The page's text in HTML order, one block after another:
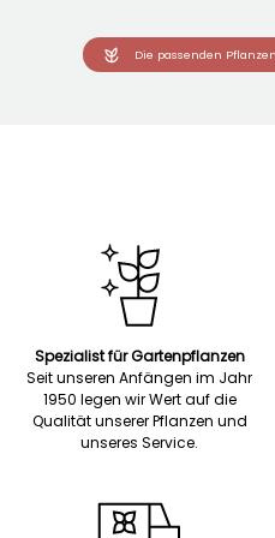
Die passenden
Spezialist für Gartenpflanzen
Seit unseren Anfängen im Jahr
1950 legen wir Wert auf die
Qualität unserer Pflanzen und
unseres Service.